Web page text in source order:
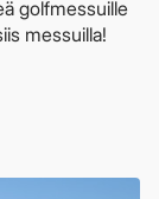
golfmessuille
messuilla!